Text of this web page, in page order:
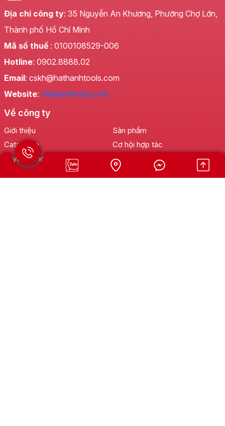
Địa chỉ công ty: 35 Nguyễn An Khương, Phường Chợ Lớn,
Thành phố Hồ Chí Minh
Mã số thuế : 0100108529-006
Hotline: 0902.8888.02
Email: cskh@hathanhtools.com
Website: Hathanhtools.com
Về công ty
Giới thiệu
Sản phẩm
Catalogue
Cơ hội hợp tác
Tuyển dụng
Tin tức